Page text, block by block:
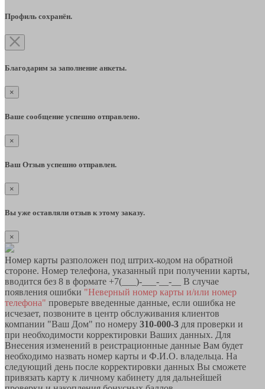
Профиль сохранён.
Благодарим за заполнение анкеты.
×
Ваше сообщение успешно отправлено.
×
Ваш Отзыв успешно отправлен.
×
Вы уже оставляли отзыв к этому заказу.
×
Номер карты разположен под штрих-кодом на обратной
стороне. Номер телефона, указанный при получении карты,
вводится без 8 в формате +7(___)-___-__-__ В случае
появления ошибки "Неверный номер карты и/или номер
телефона" проверьте введенные данные, если ошибка не
исчезает, позвоните в центр обслуживания клиентов
компании "Ваш Дом" по номеру 310-000-3 для проверки и
при необходимости корректировки Ваших данных. Для
Внесения изменений в реистрационные данные Вам будет
необходимо назвать номер карты и Ф.И.О. владельца. На
следующий день после корректировки данных Вы сможете
привязать карту к личному кабинету для дальнейшей